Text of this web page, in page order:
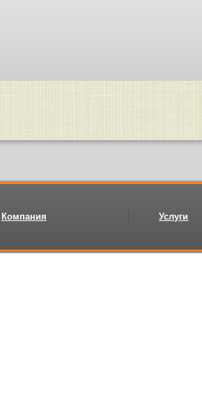
Компания Услуги